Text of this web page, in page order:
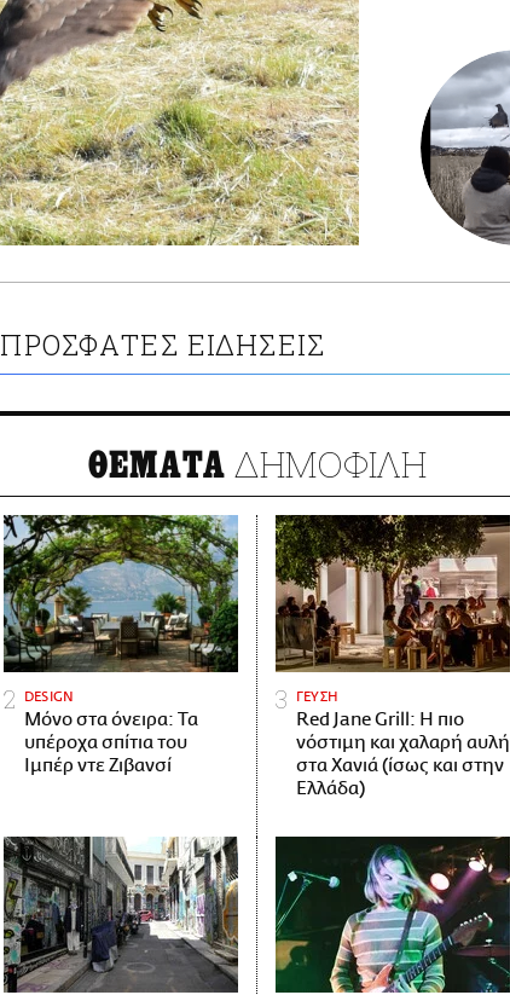
ΠΡΟΣΦΑΤΕΣ ΕΙΔΗΣΕΙΣ
ΘΕΜΑΤΑ ΔΗΜΟΦΙΛΗ
DESIGN
Μόνο στα όνειρα: Τα
υπέροχα σπίτια του
Ιμπέρ ντε Ζιβανσί
ΓΕΥΣΗ
Red Jane Grill: Η πιο
νόστιμη και χαλαρή αυλή
στα Χανιά (ίσως και στην
Ελλάδα)